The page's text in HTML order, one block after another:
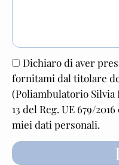
Dichiaro di aver
fornitami dal titolare
(Poliambulatorio Silvia
13 del Reg. UE 679/
miei dati personali.